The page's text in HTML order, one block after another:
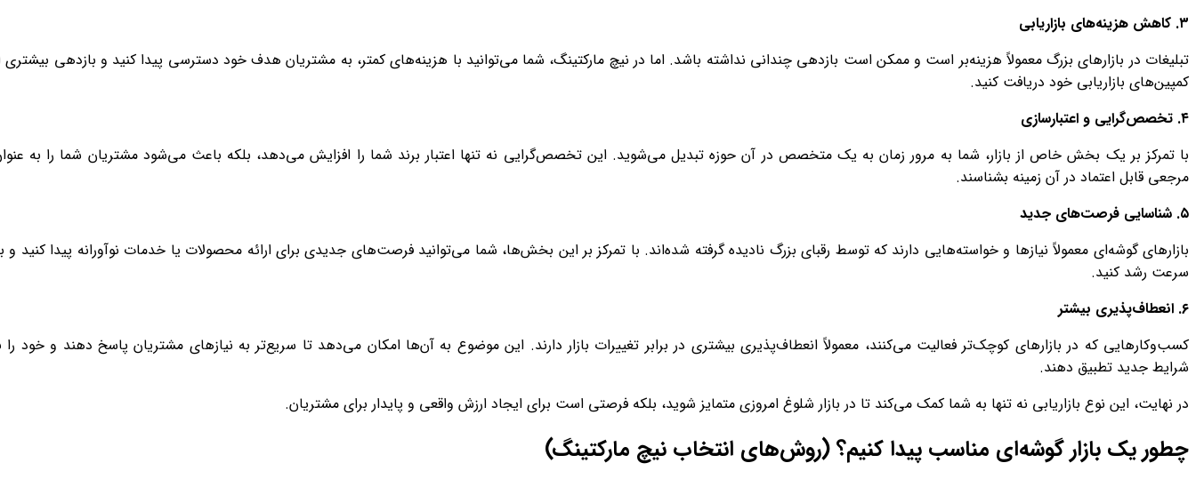
۳. کاهش هزینه‌های بازاریابی
تبلیغات در بازارهای بزرگ معمولاً هزینه‌بر است و ممکن است بازدهی چندانی نداشته باشد. اما در نیچ مارکتینگ، شما می‌توانید با هزینه‌های کمتر، به مشتریان هدف خود دسترسی پیدا کنید و بازدهی بیشتری
کمپین‌های بازاریابی خود دریافت کنید.
۴. تخصص‌گرایی و اعتبارسازی
با تمرکز بر یک بخش خاص از بازار، شما به مرور زمان به یک متخصص در آن حوزه تبدیل می‌شوید. این تخصص‌گرایی نه تنها اعتبار برند شما را افزایش می‌دهد، بلکه باعث می‌شود مشتریان شما را به
مرجعی قابل اعتماد در آن زمینه بشناسند.
۵. شناسایی فرصت‌های جدید
بازارهای گوشه‌ای معمولاً نیازها و خواسته‌هایی دارند که توسط رقبای بزرگ نادیده گرفته شده‌اند. با تمرکز بر این بخش‌ها، شما می‌توانید فرصت‌های جدیدی برای ارائه محصولات یا خدمات نوآورانه پیدا کنید و
سرعت رشد کنید.
۶. انعطاف‌پذیری بیشتر
کسب‌وکارهایی که در بازارهای کوچک‌تر فعالیت می‌کنند، معمولاً انعطاف‌پذیری بیشتری در برابر تغییرات بازار دارند. این موضوع به آن‌ها امکان می‌دهد تا سریع‌تر به نیازهای مشتریان پاسخ دهند و خود را
شرایط جدید تطبیق دهند.
در نهایت، این نوع بازاریابی نه تنها به شما کمک می‌کند تا در بازار شلوغ امروزی متمایز شوید، بلکه فرصتی است برای ایجاد ارزش واقعی و پایدار برای مشتریان.
چطور یک بازار گوشه‌ای مناسب پیدا کنیم؟ (روش‌های انتخاب نیچ مارکتینگ)